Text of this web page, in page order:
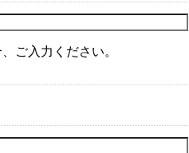
ご入力ください。